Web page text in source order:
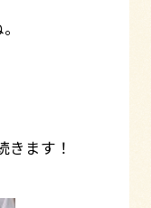
きます！